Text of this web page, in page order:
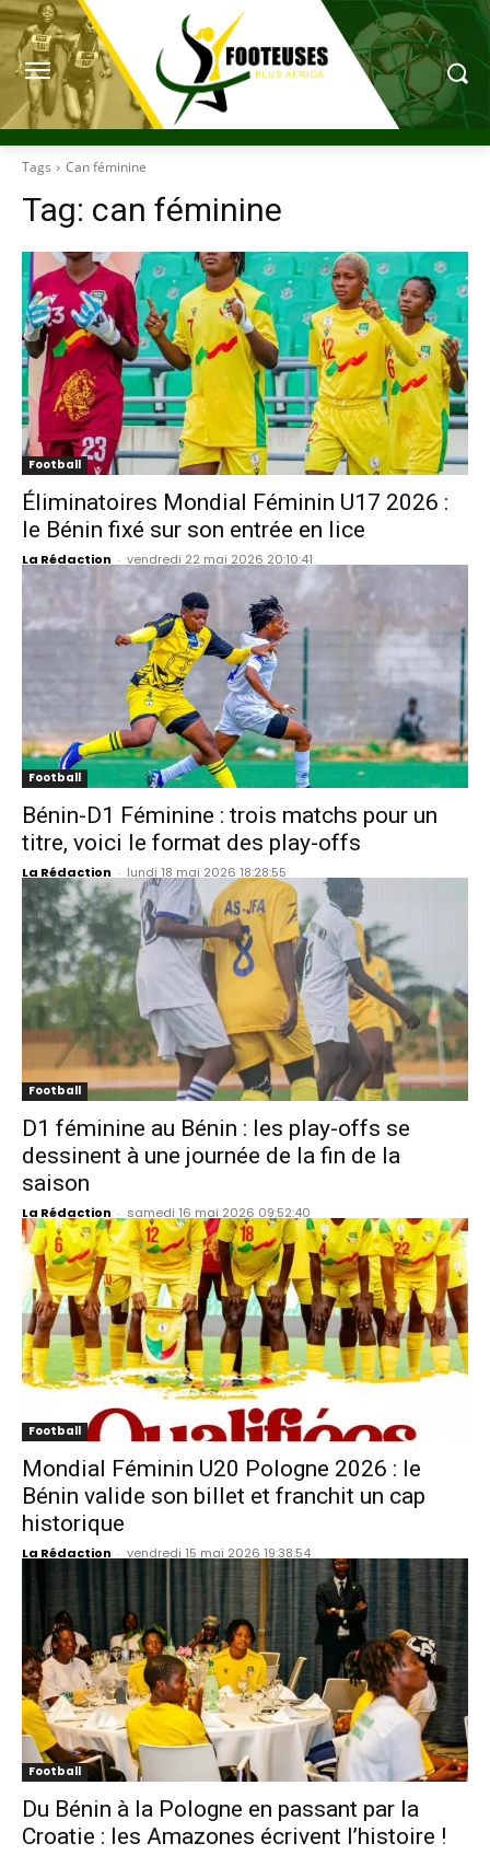
Tags Can féminine
Tag: can féminine
Football
Éliminatoires Mondial Féminin U17 2026 :
le Bénin fixé sur son entrée en lice
La Rédaction - vendredi 22 mai 2026 20:10:41
Football
Bénin-D1 Féminine : trois matchs pour un
titre, voici le format des play-offs
La Rédaction - lundi 18 mai 2026 18:28:55
Football
D1 féminine au Bénin : les play-offs se
dessinent à une journée de la fin de la
saison
La Rédaction - samedi 16 mai 2026 09:52:40
Football
Mondial Féminin U20 Pologne 2026 : le
Bénin valide son billet et franchit un cap
historique
La Rédaction - vendredi 15 mai 2026 19:38:54
Football
Du Bénin à la Pologne en passant par la
Croatie : les Amazones écrivent l’histoire !